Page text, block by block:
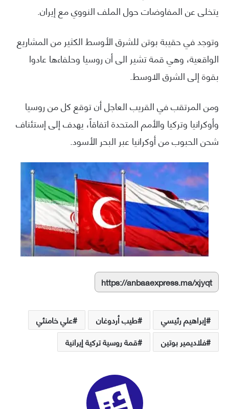
يتخلى عن المفاوضات حول الملف النووي مع إيران.
وتوجد في حقيبة بوتن للشرق الأوسط الكثير من المشاريع
الواقعية، وهي قمة تشير الى أن روسيا وحلفاءها عادوا
بقوة إلى الشرق الاوسط.
ومن المرتقب في القريب العاجل أن توقع كل من روسيا
وأوكرانيا وتركيا والأمم المتحدة اتفاقاً، يهدف إلى إستئناف
شحن الحبوب من أوكرانيا عبر البحر الأسود.
https://anbaaexpress.ma/xjyqt
إبراهيم رئيسي طيب أردوغان
علي خامنئي
فلاديمير بوتين
قمة روسية تركية إيرانية